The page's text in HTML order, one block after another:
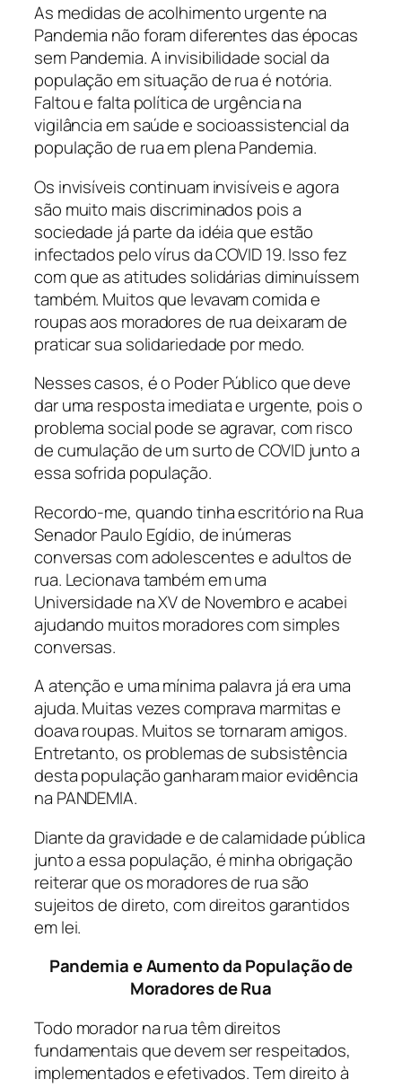
As medidas de acolhimento urgente na
Pandemia não foram diferentes das épocas
sem Pandemia. A invisibilidade social da
população em situação de rua é notória.
Faltou e falta política de urgência na
vigilância em saúde e socioassistencial da
população de rua em plena Pandemia.
Os invisíveis continuam invisíveis e agora
são muito mais discriminados pois a
sociedade já parte da idéia que estão
infectados pelo vírus da COVID 19. Isso fez
com que as atitudes solidárias diminuíssem
também. Muitos que levavam comida e
roupas aos moradores de rua deixaram de
praticar sua solidariedade por medo.
Nesses casos, é o Poder Público que deve
dar uma resposta imediata e urgente, pois o
problema social pode se agravar, com risco
de cumulação de um surto de COVID junto a
essa sofrida população.
Recordo-me, quando tinha escritório na Rua
Senador Paulo Egídio, de inúmeras
conversas com adolescentes e adultos de
rua. Lecionava também em uma
Universidade na XV de Novembro e acabei
ajudando muitos moradores com simples
conversas.
A atenção e uma mínima palavra já era uma
ajuda. Muitas vezes comprava marmitas e
doava roupas. Muitos se tornaram amigos.
Entretanto, os problemas de subsistência
desta população ganharam maior evidência
na PANDEMIA.
Diante da gravidade e de calamidade pública
junto a essa população, é minha obrigação
reiterar que os moradores de rua são
sujeitos de direto, com direitos garantidos
em lei.
Pandemia e Aumento da População de
Moradores de Rua
Todo morador na rua têm direitos
fundamentais que devem ser respeitados,
implementados e efetivados. Tem direito à